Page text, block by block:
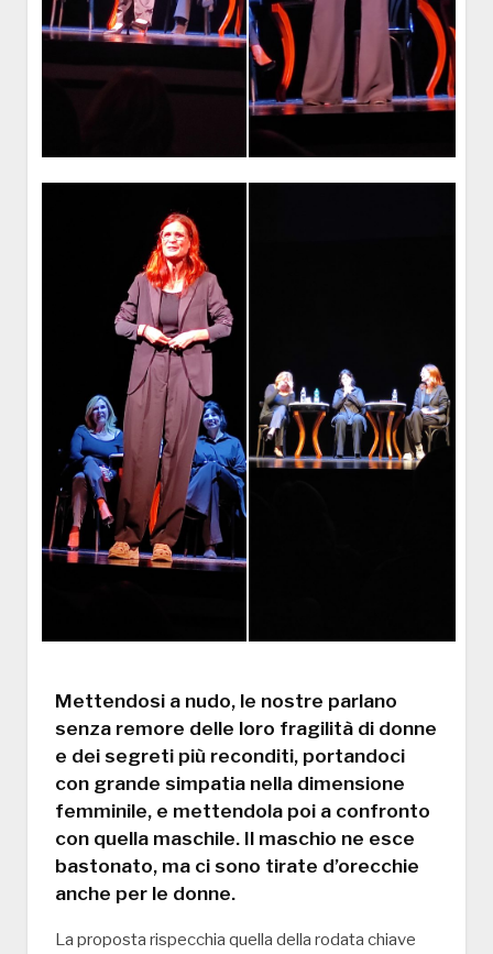
Mettendosi a nudo, le nostre parlano
senza remore delle loro fragilità di donne
e dei segreti più reconditi, portandoci
con grande simpatia nella dimensione
femminile, e mettendola poi a confronto
con quella maschile. Il maschio ne esce
bastonato, ma ci sono tirate d’orecchie
anche per le donne.
La proposta rispecchia quella della rodata chiave